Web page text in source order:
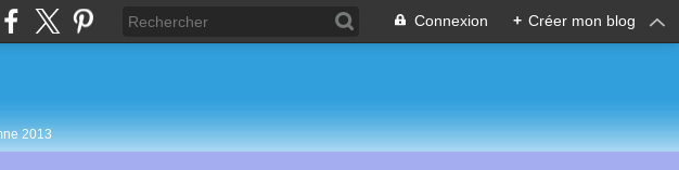
Connexion + Créer mon blog